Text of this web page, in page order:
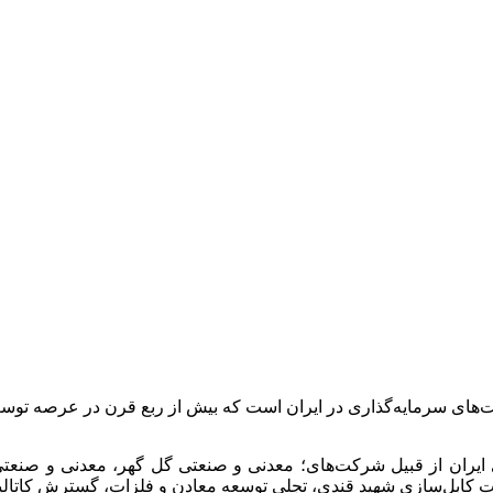
سرمایه‌گذاری در ایران است که بیش از ربع قرن در
از قبیل شرکت‌های؛ معدنی و صنعتی گل گهر، معدنی و
کابل‌سازی شهید قندی، تجلی توسعه معادن و فلزات، گسترش